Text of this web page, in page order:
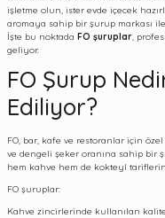
işletme olun, ister evde içecek
aromaya sahip bir şurup markası
İşte bu noktada FO şuruplar,
geliyor.
FO Şurup
Ediliyor?
FO, bar, kafe ve restoranlar için
ve dengeli şeker oranına sahip bir
hem kahve hem de kokteyl
FO şuruplar:
Kahve zincirlerinde kullanılan